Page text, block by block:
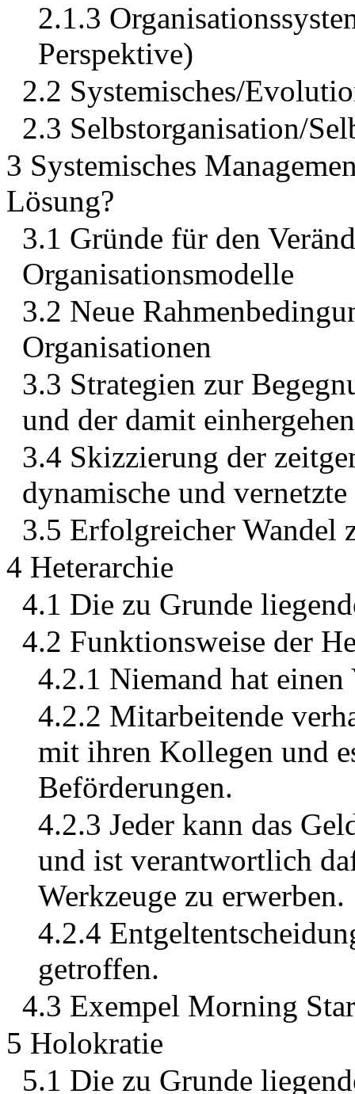
2.1.3
Perspektive)
2.2 Systemisches/
2.3 Selbstorganisation/
3 Systemisches
Lösung?
3.1 Gründe für den
Organisationsmodelle
3.2 Neue
Organisationen
3.3 Strategien zur
und der damit
3.4 Skizzierung der
dynamische und
3.5 Erfolgreicher Wandel
4 Heterarchie
4.1 Die zu Grunde
4.2 Funktionsweise der
4.2.1 Niemand hat einen
4.2.2 Mitarbeitende
mit ihren Kollegen und
Beförderungen.
4.2.3 Jeder kann das
und ist verantwortlich
Werkzeuge zu erwerben.
4.2.4
getroffen.
4.3 Exempel Morning Star
5 Holokratie
5.1 Die zu Grunde